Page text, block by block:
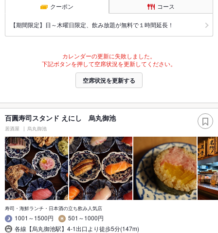
クーポン コース
【期間限定】日～木曜日限定、飲み放題が無料で１時間延長！
カレンダーの更新に失敗しました。
下記ボタンを押して空席状況を更新してください。
空席状況を更新する
百圓寿司スタンド えにし 烏丸御池
居酒屋 烏丸御池
寿司・海鮮ランチ・日本酒の立ち飲み人気店
1001～1500円
501～1000円
各線【烏丸御池駅】4-1出口より徒歩5分(147m)